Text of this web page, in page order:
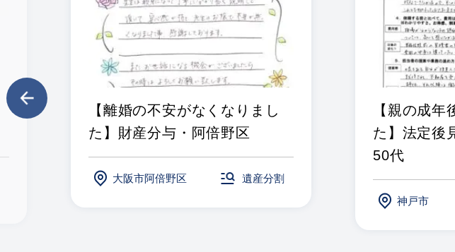
【離婚の不安がなくなりまし
た】財産分与・阿倍野区
大阪市阿倍野区 遺産分割
【親の成年
た】法定後
50代
神戸市